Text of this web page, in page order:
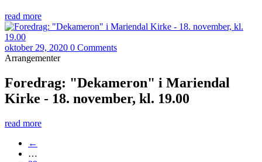
read more
oktober 29, 2020 0 Comments
Arrangementer
Foredrag: "Dekameron" i Mariendal
Kirke - 18. november, kl. 19.00
read more
←
…